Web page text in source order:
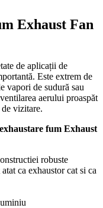
Exhaust Fan
de aplicații de
Este extrem de
vapori de sudură sau
aerului proaspăt
vizitare.
fum Exhaust
robuste
ca exhaustor cat si ca